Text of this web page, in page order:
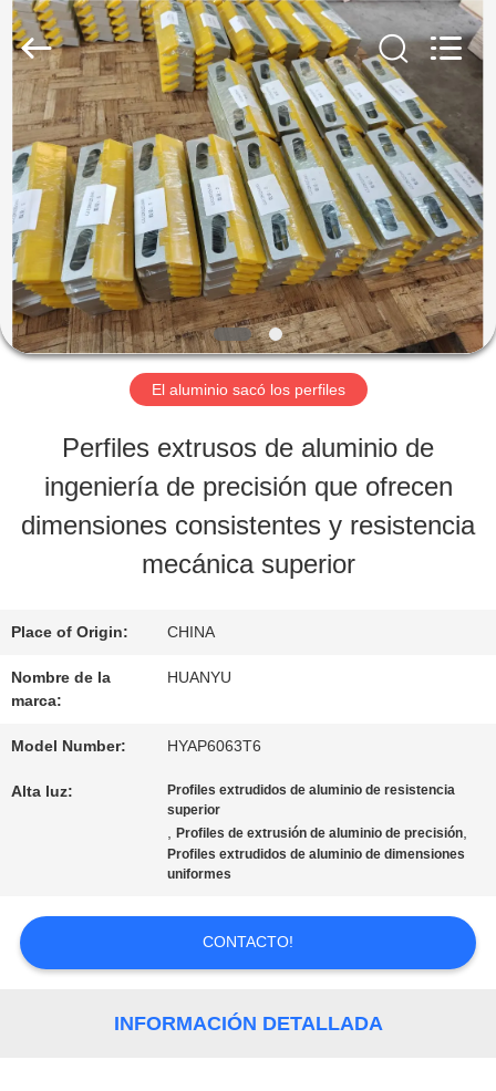
HOGAR
PRODUCTOS
SOBRE
NOSOTROS
LA
CONTROL
DE
ÉNTRENOS
CON
NOTICIAS
2026
Chongqing
Huanyu
Aluminum
Material
Co.,
Ltd..
Rights
Reserved.
El aluminio sacó los perfiles
Perfiles extrusos de aluminio de
ingeniería de precisión que ofrecen
dimensiones consistentes y resistencia
mecánica superior
Place of Origin: CHINA
Nombre de la
marca:
HUANYU
Model Number: HYAP6063T6
Alta luz:
Profiles extrudidos de aluminio de resistencia
superior
,Profiles de extrusión de aluminio de precisión,
Profiles extrudidos de aluminio de dimensiones
uniformes
CONTACTO!
INFORMACIÓN DETALLADA